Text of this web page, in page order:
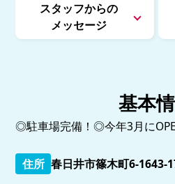
スタッフからの
メッセージ
基本
◎駐車場完備！◎今年3月に
住所 春日井市篠木町6-1643-